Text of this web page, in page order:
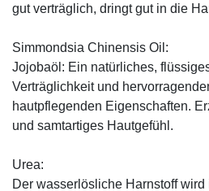
gut verträglich, dringt gut in die
Simmondsia Chinensis Oil:
Jojobaöl: Ein natürliches,
Verträglichkeit und
hautpflegenden Eigenschaften.
und samtartiges Hautgefühl.
Urea:
Der wasserlösliche Harnstoff